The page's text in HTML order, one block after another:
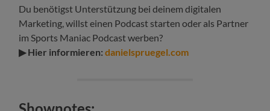
Du benötigst Unterstützung bei deinem digitalen
Marketing, willst einen Podcast starten oder als Partner
im Sports Maniac Podcast werben?
▶ Hier informieren:danielspruegel.com